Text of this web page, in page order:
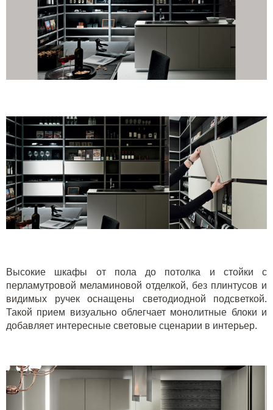
Высокие шкафы от пола до потолка и стойки с
перламутровой меламиновой отделкой, без плинтусов и
видимых ручек оснащены светодиодной подсветкой.
Такой прием визуально облегчает монолитные блоки и
добавляет интересные световые сценарии в интерьер.